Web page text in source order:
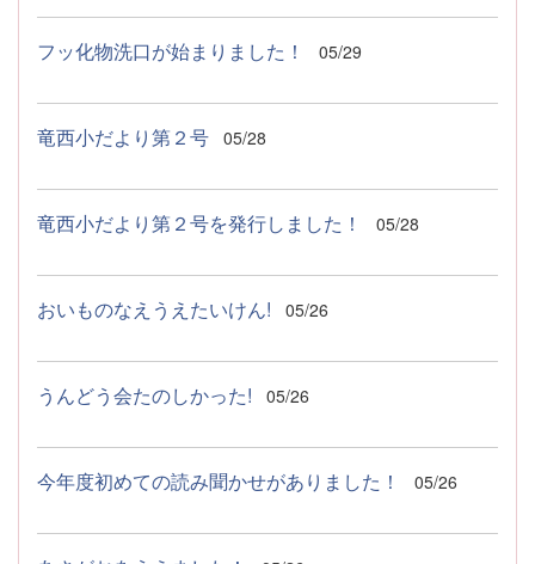
フッ化物洗口が始まりました！ 05/29
竜西小だより第２号 05/28
竜西小だより第２号を発行しました！ 05/28
おいものなえうえたいけん! 05/26
うんどう会たのしかった! 05/26
今年度初めての読み聞かせがありました！ 05/26